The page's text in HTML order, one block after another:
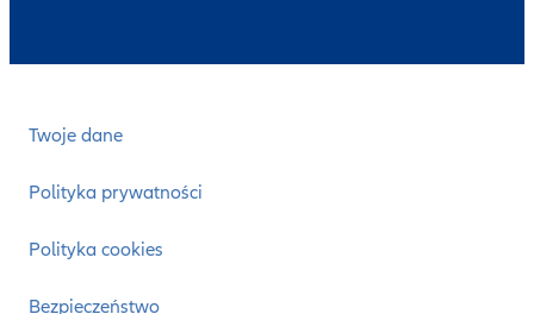
Twoje dane
Polityka prywatności
Polityka cookies
Bezpieczeństwo